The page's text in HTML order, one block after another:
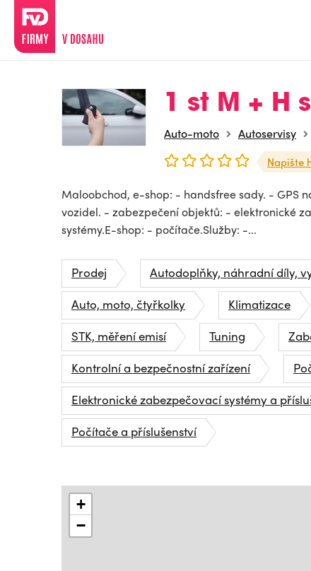
1 st M + H
Auto-moto Autoservisy
Napište
Maloobchod, e-shop: - handsfree sady. - GPS
vozidel. - zabezpečení objektů: - elektronické
systémy.E-shop: - počítače.Služby: -...
Prodej Autodoplňky, náhradní díly,
Auto, moto, čtyřkolky
Klimatizace
STK, měření emisí
Tuning
Kontrolní a bezpečnostní zařízení
Elektronické zabezpečovací systémy a
Počítače a příslušenství
+
−